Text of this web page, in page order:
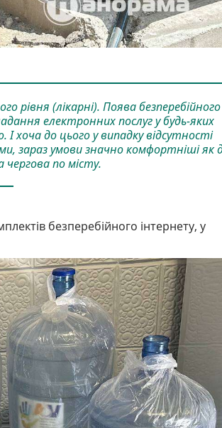
рівня (лікарні). Поява безперебійного
електронних послуг у будь-яких
хоча до цього у випадку відсутності
зараз умови значно комфортніші як
чергова по місту.
безперебійного інтернету, у